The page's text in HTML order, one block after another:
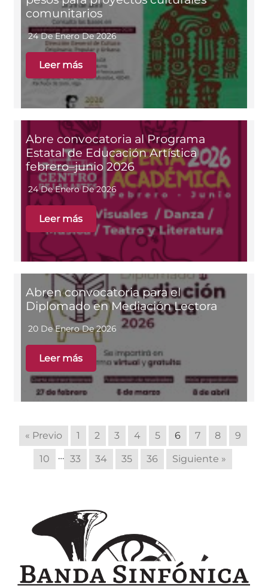
comunitarios
24 De Enero De 2026
Leer más
Abre convocatoria al Programa
Estatal de Educación Artística
febrero–junio 2026
24 De Enero De 2026
Leer más
Abren convocatoria para el
Diplomado en Mediación Lectora
20 De Enero De 2026
Leer más
« Previo 1 2 3 4 5 6 7 8 9
10 … 33 34 35 36 Siguiente »